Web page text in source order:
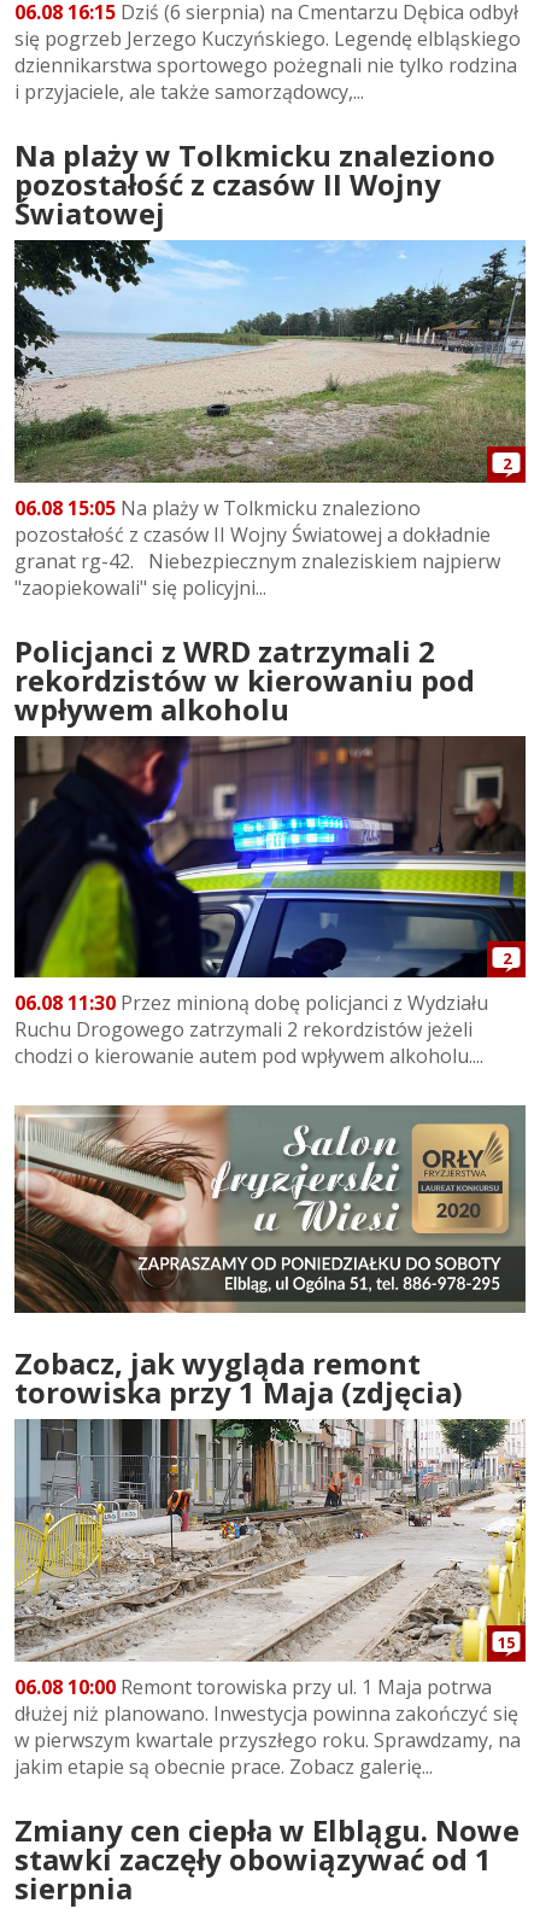
06.08 16:15 Dziś (6 sierpnia) na Cmentarzu Dębica odbył
się pogrzeb Jerzego Kuczyńskiego. Legendę elbląskiego
dziennikarstwa sportowego pożegnali nie tylko rodzina
i przyjaciele, ale także samorządowcy,...
Na plaży w Tolkmicku znaleziono
pozostałość z czasów II Wojny
Światowej
2
06.08 15:05 Na plaży w Tolkmicku znaleziono
pozostałość z czasów II Wojny Światowej a dokładnie
granat rg-42. Niebezpiecznym znaleziskiem najpierw
"zaopiekowali" się policyjni...
Policjanci z WRD zatrzymali 2
rekordzistów w kierowaniu pod
wpływem alkoholu
2
06.08 11:30 Przez minioną dobę policjanci z Wydziału
Ruchu Drogowego zatrzymali 2 rekordzistów jeżeli
chodzi o kierowanie autem pod wpływem alkoholu....
Zobacz, jak wygląda remont
torowiska przy 1 Maja (zdjęcia)
15
06.08 10:00 Remont torowiska przy ul. 1 Maja potrwa
dłużej niż planowano. Inwestycja powinna zakończyć się
w pierwszym kwartale przyszłego roku. Sprawdzamy, na
jakim etapie są obecnie prace. Zobacz galerię...
Zmiany cen ciepła w Elblągu. Nowe
stawki zaczęły obowiązywać od 1
sierpnia